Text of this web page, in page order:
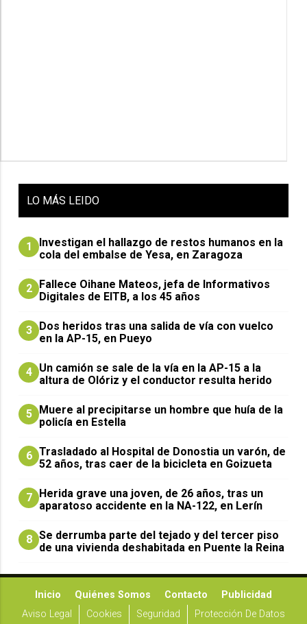
LO MÁS LEIDO
1
Investigan el hallazgo de restos humanos en la
cola del embalse de Yesa, en Zaragoza
2 Fallece Oihane Mateos, jefa de Informativos
Digitales de EITB, a los 45 años
3 Dos heridos tras una salida de vía con vuelco
en la AP-15, en Pueyo
4 Un camión se sale de la vía en la AP-15 a la
altura de Olóriz y el conductor resulta herido
5 Muere al precipitarse un hombre que huía de la
policía en Estella
6 Trasladado al Hospital de Donostia un varón, de
52 años, tras caer de la bicicleta en Goizueta
7 Herida grave una joven, de 26 años, tras un
aparatoso accidente en la NA-122, en Lerín
8 Se derrumba parte del tejado y del tercer piso
de una vivienda deshabitada en Puente la Reina
Inicio Quiénes Somos Contacto
Publicidad
Aviso Legal
Cookies Seguridad Protección De Datos